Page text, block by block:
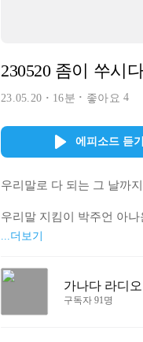
230520 좀이 쑤시
23.05.20 16분 좋아요4
에피소드 듣기
우리말로 다 되는 그 날까
우리말 지킴이 박주언 아
1. 여는 말 : 좀이 쑤시다. '
2. 가나다 다시듣기 : 한 주
...더보기
가나다 라디오
구독자 91명